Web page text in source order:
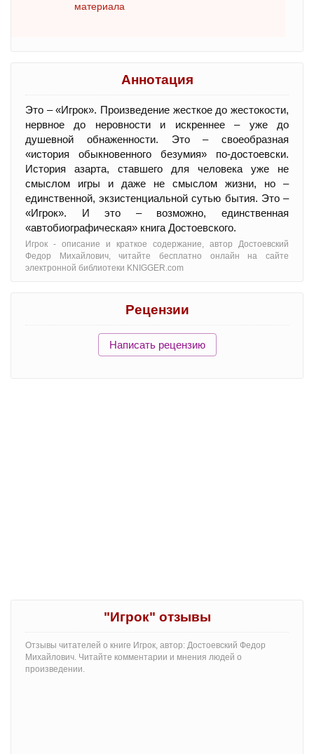
материала
Аннотация
Это – «Игрок». Произведение жесткое до жестокости,
нервное до неровности и искреннее – уже до
душевной обнаженности. Это – своеобразная
«история обыкновенного безумия» по-достоевски.
История азарта, ставшего для человека уже не
смыслом игры и даже не смыслом жизни, но –
единственной, экзистенциальной сутью бытия. Это –
«Игрок». И это – возможно, единственная
«автобиографическая» книга Достоевского.
Игрок - oписание и краткое содержание, автор Достоевский
Федор Михайлович, читайте бесплатно онлайн на сайте
электронной библиотеки KNIGGER.com
Рецензии
Написать рецензию
"Игрок" отзывы
Отзывы читателей о книге Игрок, автор: Достоевский Федор
Михайлович. Читайте комментарии и мнения людей о
произведении.